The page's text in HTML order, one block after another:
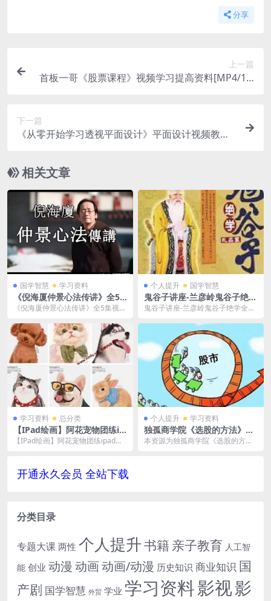
分享
上一篇
首板一哥《股票课程》视频学习提高资料[MP4/13.
下一篇
《从零开始学习透视平面设计》平面设计视频教程
相关文章
国学智慧 学习资料
《倪海厦仲景心法传讲》全5
集视频学习资料[MP4/5GB]百
《倪海厦仲景心法传讲》全5集视频
载，已做压...
个人提升 国学智慧
鬼谷子讲座-兰彦岭鬼谷子绝
学-全集视频讲座百度云网盘下
鬼谷子讲座-兰彦岭鬼谷子绝学全集
下文 鬼谷子讲座-...
学习资料 总分类
【IPad绘画】阿花宠物团练ip
ad插画-课程视频MP4-含笔刷
【IPad绘画】阿花宠物团练ipad插
个人提升 学习资料
独孤商学院《选股的方法》课
程百度云网盘下载资源(完整
本资源为独孤商学院《选股的方
开通永久会员 全站下载
分类目录
专题大课 两性 个人提升书籍 亲子教育 人工智
能 创业 动漫 动画动画/动漫 历史知识 商业知识 国
产剧 国学智慧 外贸 学业 学习资料影视影